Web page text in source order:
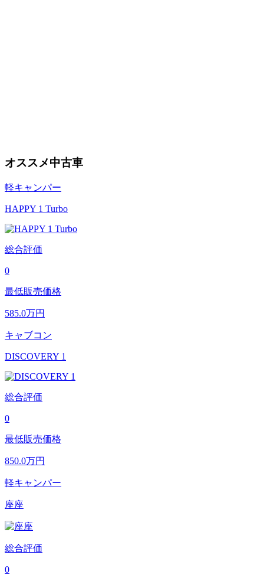
オススメ中古車
軽キャンパー
HAPPY 1 Turbo
総合評価
0
最低販売価格
585.0万円
キャブコン
DISCOVERY 1
総合評価
0
最低販売価格
850.0万円
軽キャンパー
座座
総合評価
0